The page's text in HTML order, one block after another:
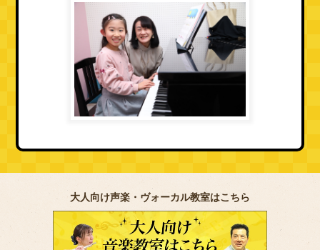
大人向け声楽・ヴォーカル教室はこちら